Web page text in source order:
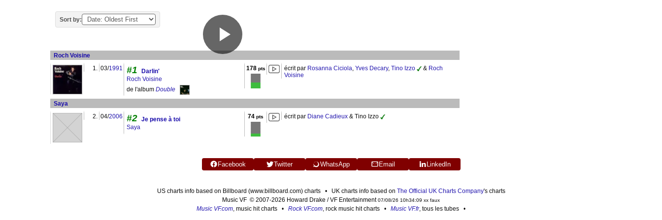
Sort by:
Roch Voisine
1. 03/1991 #1
Darlin'
Roch Voisine
de l'album Double
178pts écrit par Rosanna Ciciola, Yves Decary, Tino Izzo & Roch
Voisine
Saya
2. 04/2006 #2 Je pense à toi
Saya
74 pts écrit par Diane Cadieux & Tino Izzo
Facebook Twitter WhatsApp Email LinkedIn
US charts info based on Billboard (www.billboard.com) charts • UK charts info based on The Official UK Charts Company's charts
Music VF © 2007-2026 Howard Drake / VF Entertainment07/08/26 10h34:09 xx faux
Music VF.com, music hit charts • Rock VF.com, rock music hit charts • Music VF.fr, tous les tubes •